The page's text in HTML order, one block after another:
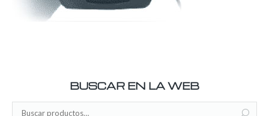
BUSCAR EN LA WEB